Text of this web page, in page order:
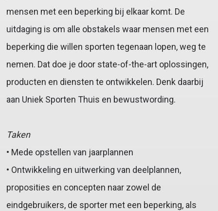
mensen met een beperking bij elkaar komt. De
uitdaging is om alle obstakels waar mensen met een
beperking die willen sporten tegenaan lopen, weg te
nemen. Dat doe je door state-of-the-art oplossingen,
producten en diensten te ontwikkelen. Denk daarbij
aan Uniek Sporten Thuis en bewustwording.
Taken
• Mede opstellen van jaarplannen
• Ontwikkeling en uitwerking van deelplannen,
proposities en concepten naar zowel de
eindgebruikers, de sporter met een beperking, als